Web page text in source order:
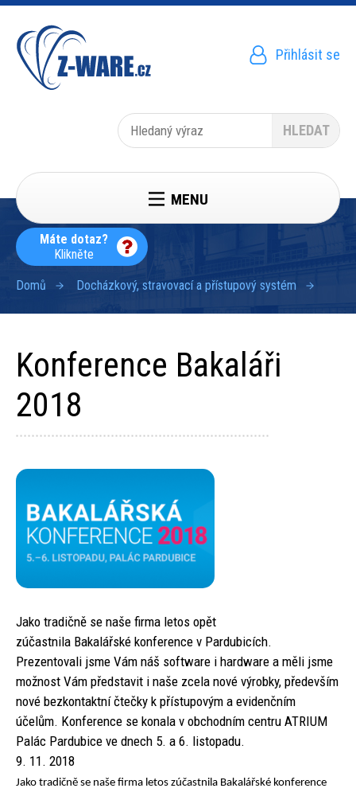
Přejít
hlavnímu
obsahu
Menu
účtu
Přihlásit se
Hledat
Máte dotaz?
Klikněte
MENU
Domů Docházkový, stravovací a přístupový systém
Konference Bakaláři
2018
Jako tradičně se naše firma letos opět
zúčastnila Bakalářské konference v Pardubicích.
Prezentovali jsme Vám náš software i hardware a měli jsme
možnost Vám představit i naše zcela nové výrobky, především
nové bezkontaktní čtečky k přístupovým a evidenčním
účelům. Konference se konala v obchodním centru ATRIUM
Palác Pardubice ve dnech 5. a 6. listopadu.
9. 11. 2018
Jako tradičně se naše firma letos zúčastnila Bakalářské konference